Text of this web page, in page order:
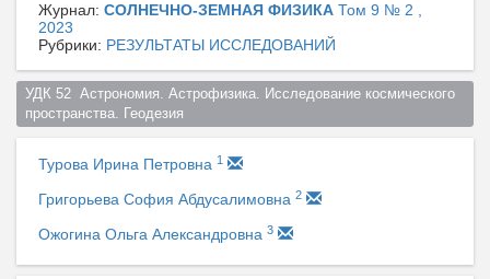
Журнал: СОЛНЕЧНО-ЗЕМНАЯ ФИЗИКА Том 9 № 2 ,
2023
Рубрики: РЕЗУЛЬТАТЫ ИССЛЕДОВАНИЙ
УДК 52  Астрономия. Астрофизика. Исследование космического
пространства. Геодезия
Турова Ирина Петровна 1
Григорьева София Абдусалимовна 2
Ожогина Ольга Александровна 3